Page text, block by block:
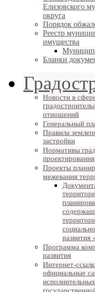
Елизовского
округа
Порядок
Реестр
имущества
Бланки
Новости в
отношений
Генеральный
Правила
застройки
Нормативы
проектирования
Проекты
межевания
развития
Программа
развития
Интернет-
официальные